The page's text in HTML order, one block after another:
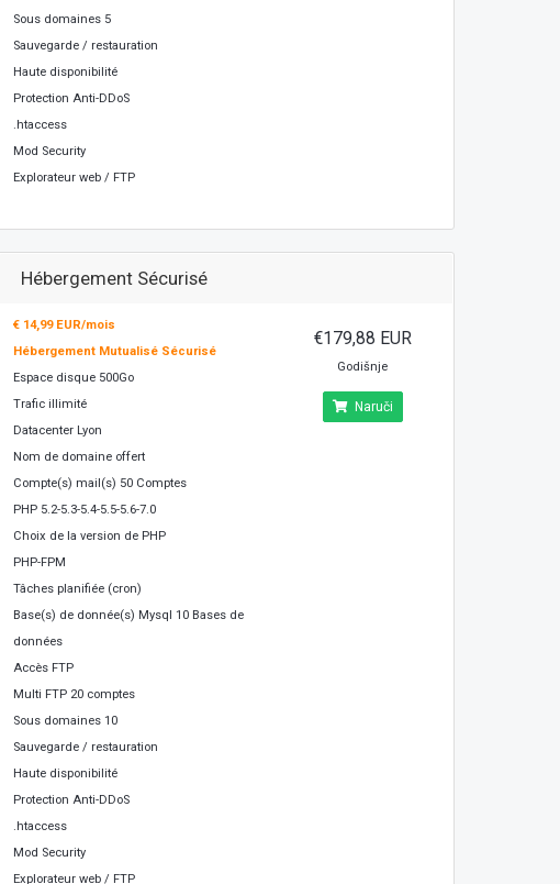
Sous domaines 5
Sauvegarde / restauration
Haute disponibilité
Protection Anti-DDoS
.htaccess
Mod Security
Explorateur web / FTP
Hébergement Sécurisé
€ 14,99 EUR/mois
Hébergement Mutualisé Sécurisé
Espace disque 500Go
Trafic illimité
Datacenter Lyon
Nom de domaine offert
Compte(s) mail(s) 50 Comptes
PHP 5.2-5.3-5.4-5.5-5.6-7.0
Choix de la version de PHP
PHP-FPM
Tâches planifiée (cron)
Base(s) de donnée(s) Mysql 10 Bases de
données
Accès FTP
Multi FTP 20 comptes
Sous domaines 10
Sauvegarde / restauration
Haute disponibilité
Protection Anti-DDoS
.htaccess
Mod Security
Explorateur web / FTP
€179,88 EUR
Godišnje
Naruči